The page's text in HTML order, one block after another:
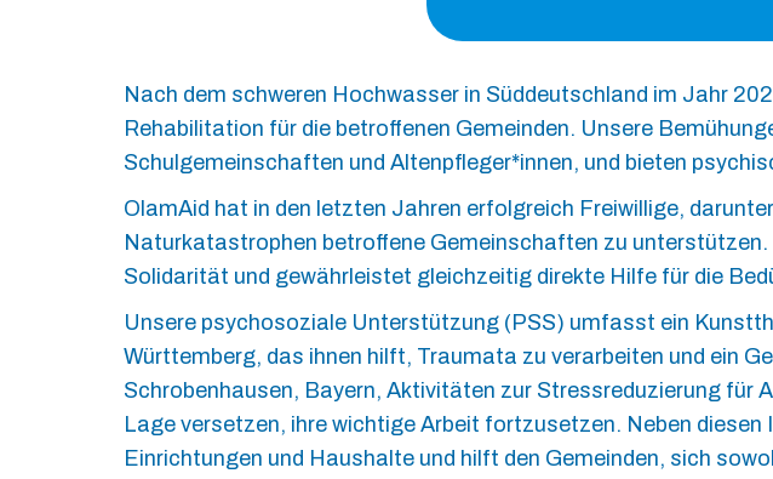
Nach dem schweren Hochwasser in Süddeutschland im Jahr
Rehabilitation für die betroffenen Gemeinden. Unsere
Schulgemeinschaften und Altenpfleger*innen, und bieten
OlamAid hat in den letzten Jahren erfolgreich Freiwillige,
Naturkatastrophen betroffene Gemeinschaften zu
Solidarität und gewährleistet gleichzeitig direkte Hilfe für die
Unsere psychosoziale Unterstützung (PSS) umfasst ein
Württemberg, das ihnen hilft, Traumata zu verarbeiten und ein
Schrobenhausen, Bayern, Aktivitäten zur Stressreduzierung für
Lage versetzen, ihre wichtige Arbeit fortzusetzen. Neben
Einrichtungen und Haushalte und hilft den Gemeinden, sich